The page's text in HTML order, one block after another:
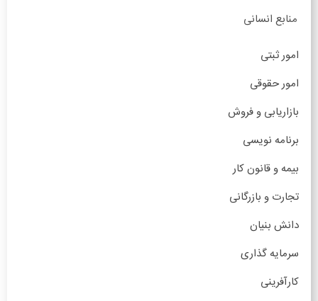
منابع انسانی
امور ثبتی
امور حقوقی
بازاریابی و فروش
برنامه نویسی
بیمه و قانون کار
تجارت و بازرگانی
دانش بنیان
سرمایه گذاری
کارآفرینی